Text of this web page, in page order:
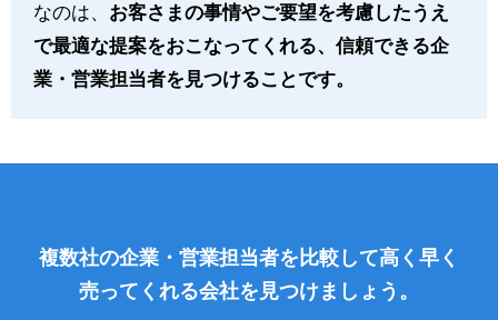
なのは、 お客さまの事情やご要望を考慮したうえ
で最適な提案をおこなってくれる、信頼できる企
業・営業担当者を見つけることです。
複数社の企業・営業担当者を比較して高く早く
売ってくれる会社を見つけましょう。